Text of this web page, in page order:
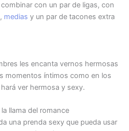
con un par de ligas, con
, medias y un par de tacones extra
les encanta vernos hermosas
momentos íntimos como en los
ver hermosa y sexy.
llama del romance
una prenda sexy que pueda usar